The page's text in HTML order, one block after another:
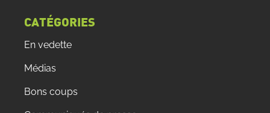
CATÉGORIES
En vedette
Médias
Bons coups